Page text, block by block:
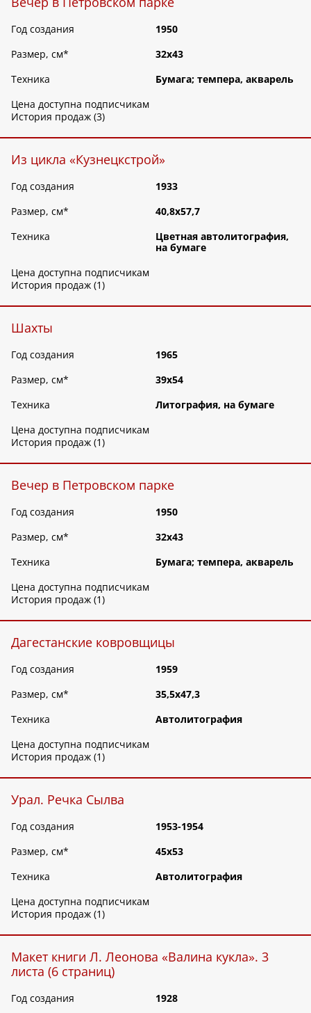
Год создания
1950
Размер, см*
32х43
Техника
Бумага; темпера, акварель
Цена доступна подписчикам
История продаж (3)
Из цикла «Кузнецкстрой»
Год создания
1933
Размер, см*
40,8х57,7
Техника
Цветная автолитография,
на бумаге
Цена доступна подписчикам
История продаж (1)
Шахты
Год создания
1965
Размер, см*
39х54
Техника
Литография, на бумаге
Цена доступна подписчикам
История продаж (1)
Вечер в Петровском парке
Год создания
1950
Размер, см*
32х43
Техника
Бумага; темпера, акварель
Цена доступна подписчикам
История продаж (1)
Дагестанские ковровщицы
Год создания
1959
Размер, см*
35,5х47,3
Техника
Автолитография
Цена доступна подписчикам
История продаж (1)
Урал. Речка Сылва
Год создания
1953-1954
Размер, см*
45х53
Техника
Автолитография
Цена доступна подписчикам
История продаж (1)
Макет книги Л. Леонова «Валина кукла». 3
листа (6 страниц)
Год создания
1928